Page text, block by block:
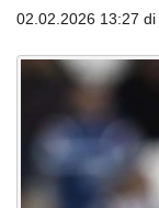
02.02.2026 13:27 di